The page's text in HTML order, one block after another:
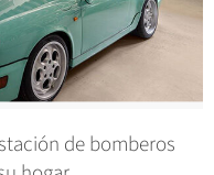
de bomberos